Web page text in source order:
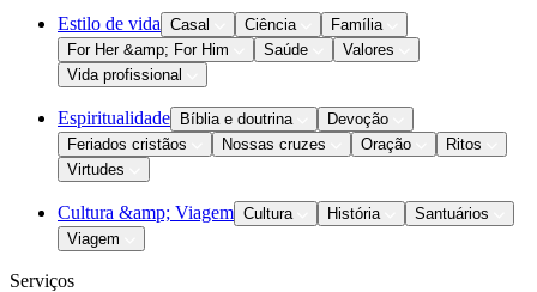
Estilo de vida Casal Ciência
Família
For Her &amp; For Him
Saúde
Valores
Vida profissional
Espiritualidade Bíblia e doutrina
Devoção
Feriados cristãos
Nossas cruzes Oração
Ritos
Virtudes
Cultura &amp; Viagem Cultura História
Santuários
Viagem
Serviços